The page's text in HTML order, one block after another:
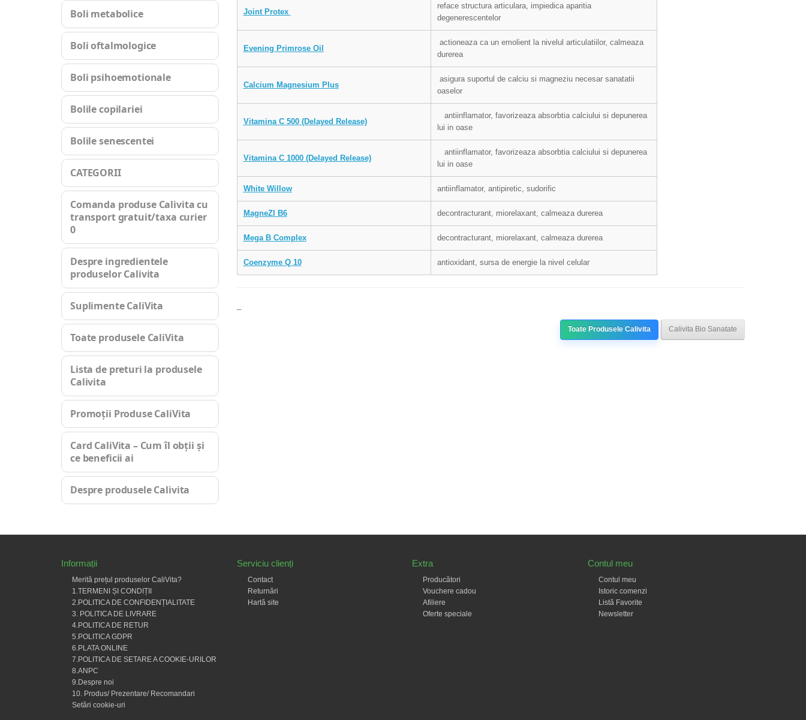
Boli metabolice
Boli oftalmologice
Boli psihoemotionale
Bolile copilariei
Bolile senescentei
CATEGORII
Comanda produse Calivita cu
transport gratuit/taxa curier
0
Despre ingredientele
produselor Calivita
Suplimente CaliVita
Toate produsele CaliVita
Lista de preturi la produsele
Calivita
Promoții Produse CaliVita
Card CaliVita – Cum îl obții și
ce beneficii ai
Despre produsele Calivita
Joint Protex
reface structura articulara, impiedica aparitia
degenerescentelor
Evening Primrose Oil
actioneaza ca un emolient la nivelul articulatiilor, calmeaza
durerea
Calcium Magnesium Plus
asigura suportul de calciu si magneziu necesar sanatatii
oaselor
Vitamina C 500 (Delayed Release)
antiinflamator, favorizeaza absorbtia calciului si depunerea
lui in oase
Vitamina C 1000 (Delayed Release)
antiinflamator, favorizeaza absorbtia calciului si depunerea
lui in oase
White Willow antiinflamator, antipiretic, sudorific
MagneZI B6 decontracturant, miorelaxant, calmeaza durerea
Mega B Complex decontracturant, miorelaxant, calmeaza durerea
Coenzyme Q 10 antioxidant, sursa de energie la nivel celular
Toate Produsele Calivita Calivita Bio Sanatate
Informații
Merită prețul produselor CaliVita?
1.TERMENI ȘI CONDIȚII
2.POLITICA DE CONFIDENȚIALITATE
3. POLITICA DE LIVRARE
4.POLITICA DE RETUR
5.POLITICA GDPR
6.PLATA ONLINE
7.POLITICA DE SETARE A COOKIE-URILOR
8.ANPC
9.Despre noi
10. Produs/ Prezentare/ Recomandari
Setări cookie-uri
Serviciu clienți
Contact
Returnări
Hartă site
Extra
Producători
Vouchere cadou
Afiliere
Oferte speciale
Contul meu
Contul meu
Istoric comenzi
Listă Favorite
Newsletter